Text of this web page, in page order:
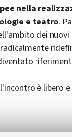
nella
e teatro.
dei
è libero